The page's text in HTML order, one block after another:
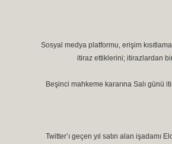
Sosyal medya platformu, erişim
itiraz ettiklerini; itirazlardan
Beşinci mahkeme kararına Salı günü
Twitter’ı geçen yıl satın alan işadamı